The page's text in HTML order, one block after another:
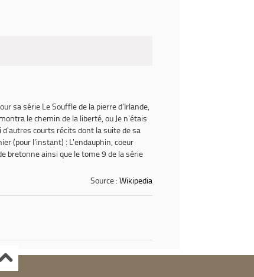
sa série Le Souffle de la pierre d'Irlande,
le chemin de la liberté,ou Je n'étais
d'autres courts récits dont la suite de sa
(pour l'instant) : L'endauphin, coeur
bretonne ainsi que le tome 9 de la série
Source : Wikipedia